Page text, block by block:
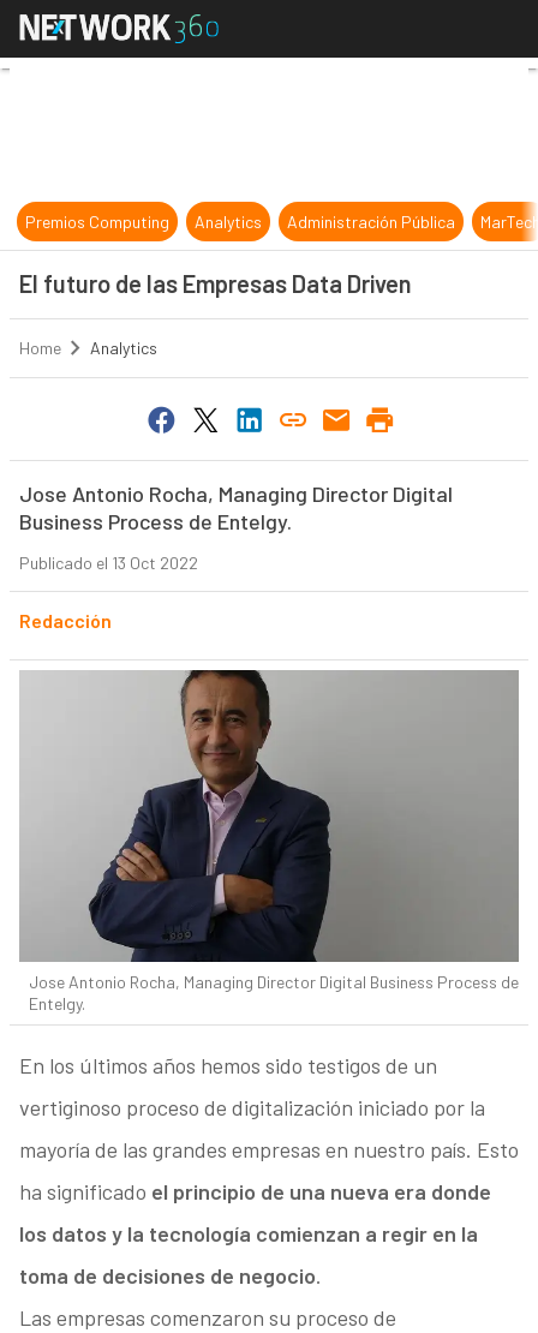
El futuro de las Empresas Data
Premios Computing Analytics Administración Pública
El futuro de las Empresas Data Driven
Home Analytics
Jose Antonio Rocha, Managing Director Digital
Business Process de Entelgy.
Publicado el 13 Oct 2022
Redacción
Jose Antonio Rocha, Managing Director Digital Business Process de
Entelgy.
En los últimos años hemos sido testigos de un
vertiginoso proceso de digitalización iniciado por la
mayoría de las grandes empresas en nuestro país. Esto
ha significado el principio de una nueva era donde
los datos y la tecnología comienzan a regir en la
toma de decisiones de negocio.
Las empresas comenzaron su proceso de